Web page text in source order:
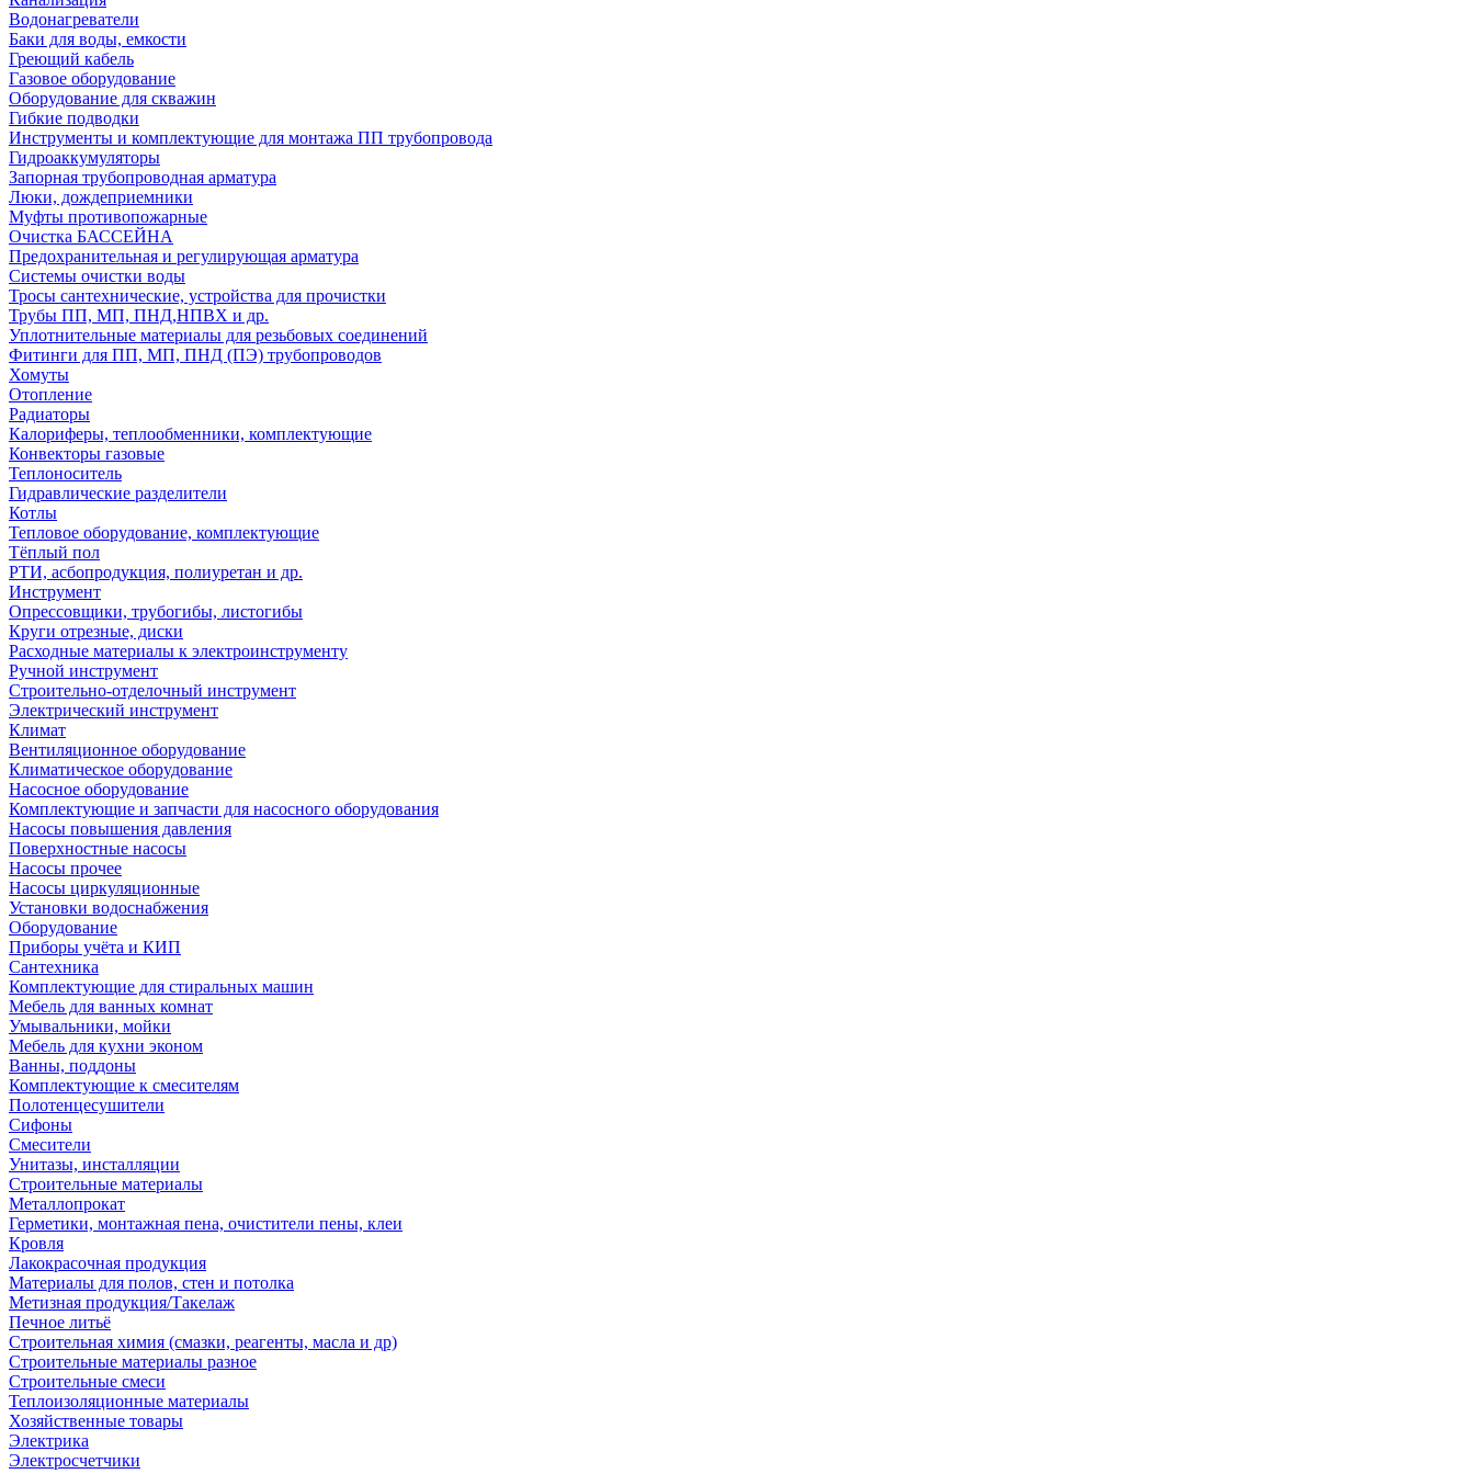
Водонагреватели
Баки для воды, емкости
Греющий кабель
Газовое оборудование
Оборудование для скважин
Гибкие подводки
Инструменты и комплектующие для монтажа ПП трубопровода
Гидроаккумуляторы
Запорная трубопроводная арматура
Люки, дождеприемники
Муфты противопожарные
Очистка БАССЕЙНА
Предохранительная и регулирующая арматура
Системы очистки воды
Тросы сантехнические, устройства для прочистки
Трубы ПП, МП, ПНД,НПВХ и др.
Уплотнительные материалы для резьбовых соединений
Фитинги для ПП, МП, ПНД (ПЭ) трубопроводов
Хомуты
Отопление
Радиаторы
Калориферы, теплообменники, комплектующие
Конвекторы газовые
Теплоноситель
Гидравлические разделители
Котлы
Тепловое оборудование, комплектующие
Тёплый пол
РТИ, асбопродукция, полиуретан и др.
Инструмент
Опрессовщики, трубогибы, листогибы
Круги отрезные, диски
Расходные материалы к электроинструменту
Ручной инструмент
Строительно-отделочный инструмент
Электрический инструмент
Климат
Вентиляционное оборудование
Климатическое оборудование
Насосное оборудование
Комплектующие и запчасти для насосного оборудования
Насосы повышения давления
Поверхностные насосы
Насосы прочее
Насосы циркуляционные
Установки водоснабжения
Оборудование
Приборы учёта и КИП
Сантехника
Комплектующие для стиральных машин
Мебель для ванных комнат
Умывальники, мойки
Мебель для кухни эконом
Ванны, поддоны
Комплектующие к смесителям
Полотенцесушители
Сифоны
Смесители
Унитазы, инсталляции
Строительные материалы
Металлопрокат
Герметики, монтажная пена, очистители пены, клеи
Кровля
Лакокрасочная продукция
Материалы для полов, стен и потолка
Метизная продукция/Такелаж
Печное литьё
Строительная химия (смазки, реагенты, масла и др)
Строительные материалы разное
Строительные смеси
Теплоизоляционные материалы
Хозяйственные товары
Электрика
Электросчетчики